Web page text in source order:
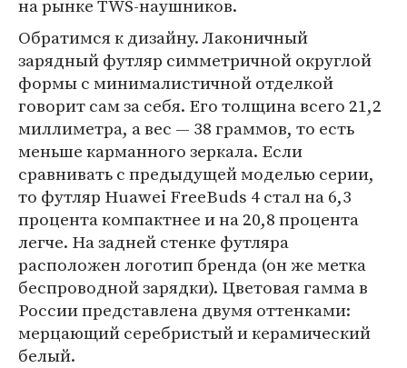
на рынке TWS-наушников.
Обратимся к дизайну. Лаконичный
зарядный футляр симметричной округлой
формы с минималистичной отделкой
говорит сам за себя. Его толщина всего 21,2
миллиметра, а вес — 38 граммов, то есть
меньше карманного зеркала. Если
сравнивать с предыдущей моделью серии,
то футляр Huawei FreeBuds 4 стал на 6,3
процента компактнее и на 20,8 процента
легче. На задней стенке футляра
расположен логотип бренда (он же метка
беспроводной зарядки). Цветовая гамма в
России представлена двумя оттенками:
мерцающий серебристый и керамический
белый.